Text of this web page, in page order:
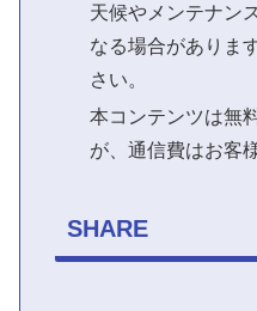
天候やメンテナン
なる場合がありま
さい。
本コンテンツは無
が、通信費はお客
SHARE